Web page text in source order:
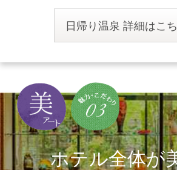
日帰り温泉 詳細はこ
ホテル全体が